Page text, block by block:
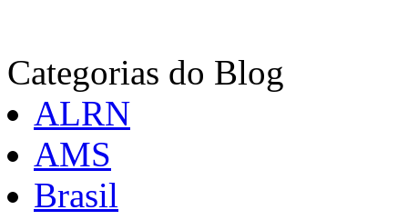
Categorias do Blog
ALRN
AMS
Brasil